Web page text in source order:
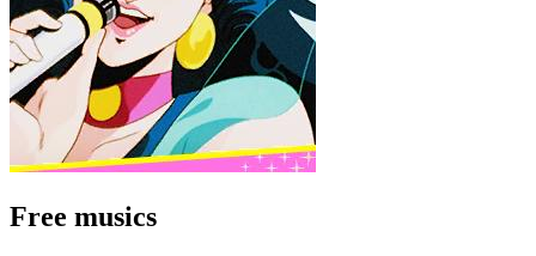
Free musics